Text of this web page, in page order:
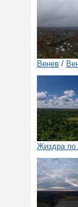
Венев /
Жиздра по